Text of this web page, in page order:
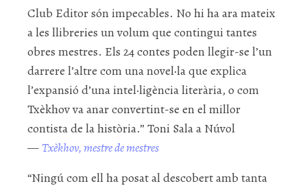
Club Editor són impecables. No hi ha ara mateix
a les llibreries un volum que contingui tantes
obres mestres. Els 24 contes poden llegir-se l’un
darrere l’altre com una novel·la que explica
l’expansió d’una intel·ligència literària, o com
Txèkhov va anar convertint-se en el millor
contista de la història.” Toni Sala a Núvol
— Txèkhov, mestre de mestres
“Ningú com ell ha posat al descobert amb tanta